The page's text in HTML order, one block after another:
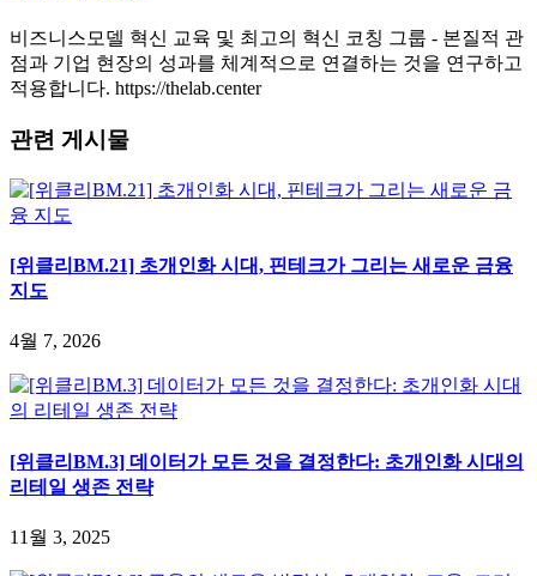
비즈니스모델 혁신 교육 및 최고의 혁신 코칭 그룹 - 본질적 관
점과 기업 현장의 성과를 체계적으로 연결하는 것을 연구하고
적용합니다. https://thelab.center
관련 게시물
[위클리BM.21] 초개인화 시대, 핀테크가 그리는 새로운 금융
지도
4월 7, 2026
[위클리BM.3] 데이터가 모든 것을 결정한다: 초개인화 시대의
리테일 생존 전략
11월 3, 2025